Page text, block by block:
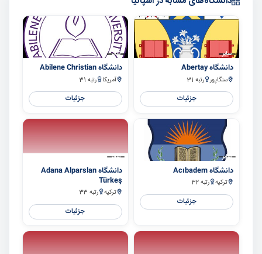
سایر
دانشگاه Abertay
سنگاپور رتبه 31
جزئیات
سایر
دانشگاه Abilene Christian
آمریکا رتبه 31
جزئیات
سایر
دانشگاه Acıbadem
ترکیه رتبه 32
جزئیات
سایر
دانشگاه Adana Alparslan
Türkeş
ترکیه رتبه 33
جزئیات